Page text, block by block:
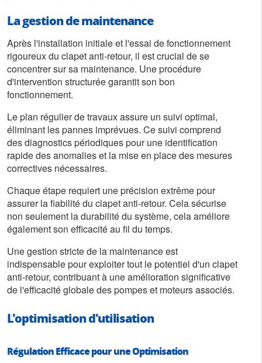
La gestion de maintenance
Après l'installation initiale et l'essai de fonctionnement
rigoureux du clapet anti-retour, il est crucial de se
concentrer sur sa maintenance. Une procédure
d'intervention structurée garantit son bon
fonctionnement.
Le plan régulier de travaux assure un suivi optimal,
éliminant les pannes imprévues. Ce suivi comprend
des diagnostics périodiques pour une identification
rapide des anomalies et la mise en place des mesures
correctives nécessaires.
Chaque étape requiert une précision extrême pour
assurer la fiabilité du clapet anti-retour. Cela sécurise
non seulement la durabilité du système, cela améliore
également son efficacité au fil du temps.
Une gestion stricte de la maintenance est
indispensable pour exploiter tout le potentiel d'un clapet
anti-retour, contribuant à une amélioration significative
de l'efficacité globale des pompes et moteurs associés.
L'optimisation d'utilisation
Régulation Efficace pour une Optimisation